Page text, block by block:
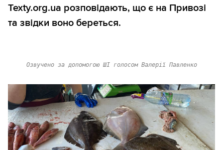
Texty.org.ua розповідають, що є на Привозі
та звідки воно береться.
Озвучено за допомогою ШІ голосом Валерії Павленко